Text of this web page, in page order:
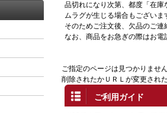
品切れになり次第、都度「在
ムラグが生じる場合もございま
そのためご注文後、欠品のご
なお、商品をお急ぎの際はお
ご指定のページは見つかりませ
削除されたかＵＲＬが変更され
ご利用ガイド